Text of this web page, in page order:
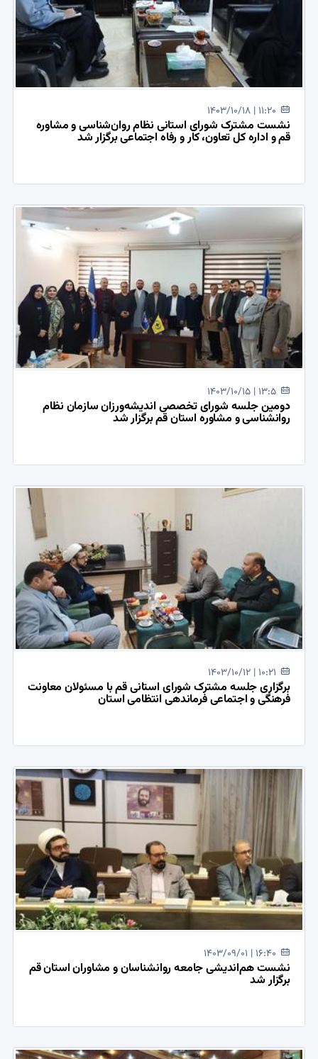
1403/10/18 | 11:20
نشست مشترک شورای استانی نظام روان‌شناسی و مشاوره
قم و اداره کل تعاون، کار و رفاه اجتماعی برگزار شد
1403/10/15 | 13:5
دومین جلسه شورای تخصصی اندیشه‌ورزان سازمان نظام
روانشناسی و مشاوره استان قم برگزار شد
1403/10/12 | 10:21
برگزاری جلسه مشترک شورای استانی قم با مسئولان معاونت
فرهنگی و اجتماعی فرماندهی انتظامی استان
1403/09/01 | 16:40
نشست هم‌اندیشی جامعه روانشناسان و مشاوران استان قم
برگزار شد